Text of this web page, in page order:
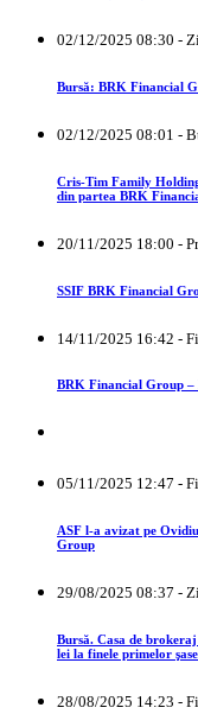
02/12/2025 08:30 -
Bursă: BRK Financial
02/12/2025 08:01 -
Cris-Tim Family
din partea BRK
20/11/2025 18:00 -
SSIF BRK Financial
14/11/2025 16:42 -
BRK Financial Group
05/11/2025 12:47 -
ASF l-a avizat pe
Group
29/08/2025 08:37 -
Bursă. Casa de
lei la finele primelor
28/08/2025 14:23 -